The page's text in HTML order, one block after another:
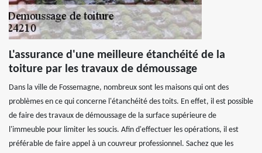
L'assurance d'une meilleure étanchéité de la
toiture par les travaux de démoussage
Dans la ville de Fossemagne, nombreux sont les maisons qui ont des
problèmes en ce qui concerne l'étanchéité des toits. En effet, il est possible
de faire des travaux de démoussage de la surface supérieure de
l'immeuble pour limiter les soucis. Afin d'effectuer les opérations, il est
préférable de faire appel à un couvreur professionnel. Sachez que les